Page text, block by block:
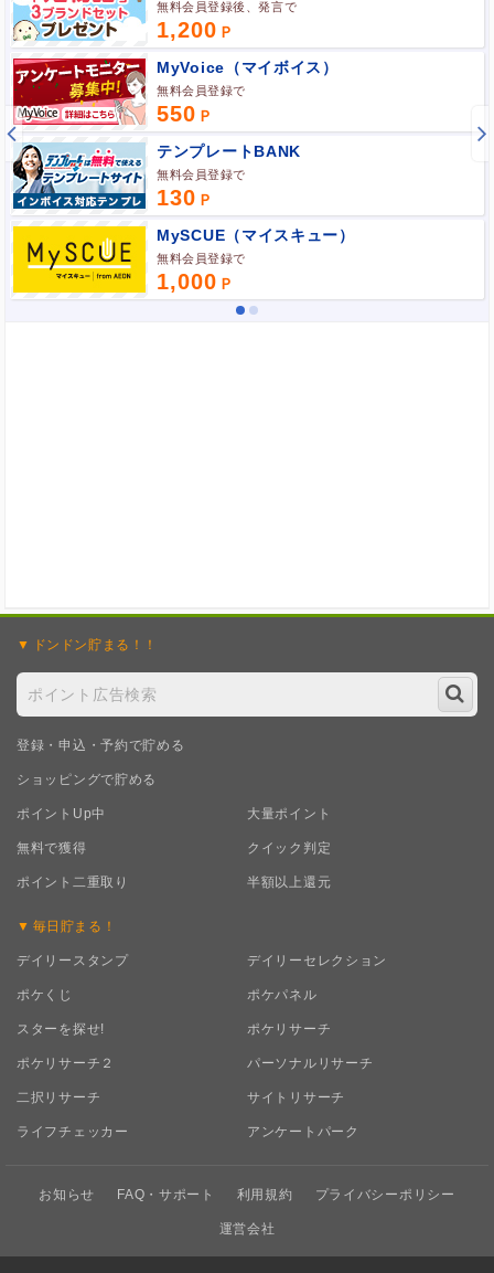
ポイント広告に関するFAQはこちら
無料会員登録後、発言で
1,200
MyVoice（マイボイス）
無料会員登録で
550
テンプレートBANK
無料会員登録で
130
MySCUE（マイスキュー）
無料会員登録で
1,000
ドンドン貯まる！！
登録・申込・予約で貯める
ショッピングで貯める
ポイントUp中 大量ポイント
無料で獲得 クイック判定
ポイント二重取り 半額以上還元
毎日 貯まる！
デイリースタンプ デイリーセレクション
ポケくじ ポケパネル
スターを探せ! ポケリサーチ
ポケリサーチ２ パーソナルリサーチ
二択リサーチ サイトリサーチ
ライフチェッカー アンケートパーク
お知らせ FAQ・サポート 利用規約 プライバシーポリシー
運営会社